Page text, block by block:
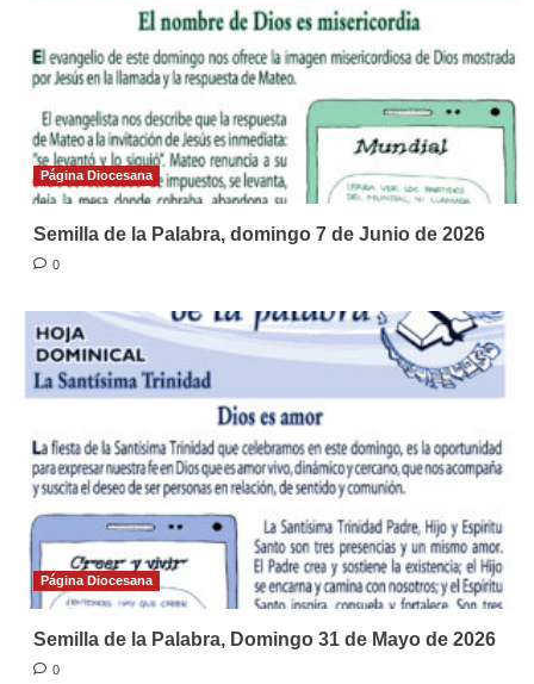
Página Diocesana
Semilla de la Palabra, domingo 7 de Junio de 2026
0
Página Diocesana
Semilla de la Palabra, Domingo 31 de Mayo de 2026
0